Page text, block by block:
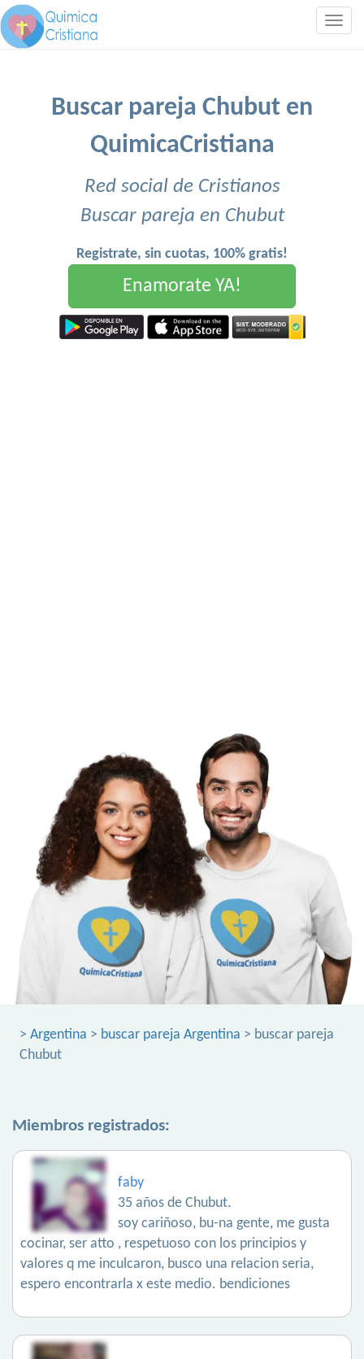
Buscar pareja Chubut en
QuimicaCristiana
Red social de Cristianos
Buscar pareja en Chubut
Registrate, sin cuotas, 100% gratis!
Enamorate YA!
> Argentina > buscar pareja Argentina > buscar pareja
Chubut
Miembros registrados:
faby
35 años de Chubut.
soy cariñoso, bu-na gente, me gusta
cocinar, ser atto , respetuoso con los principios y
valores q me inculcaron, busco una relacion seria,
espero encontrarla x este medio. bendiciones